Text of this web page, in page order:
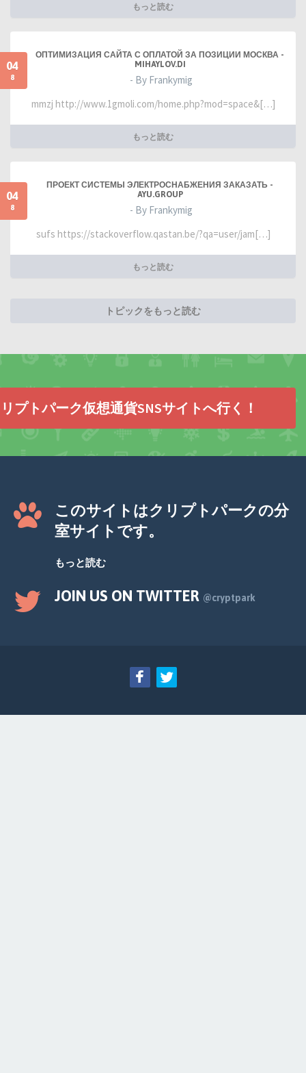
もっと読む
04
8
ОПТИМИЗАЦИЯ САЙТА С ОПЛАТОЙ ЗА ПОЗИЦИИ МОСКВА -
MIHAYLOV.DI
- By Frankymig
mmzj http://www.1gmoli.com/home.php?mod=space&[…]
もっと読む
04
8
ПРОЕКТ СИСТЕМЫ ЭЛЕКТРОСНАБЖЕНИЯ ЗАКАЗАТЬ -
AYU.GROUP
- By Frankymig
sufs https://stackoverflow.qastan.be/?qa=user/jam[…]
もっと読む
トピックをもっと読む
プトパーク仮想通貨SNSサイトへ行く！
このサイトはクリプトパークの分
室サイトです。
もっと読む
JOIN US ON TWITTER @cryptpark